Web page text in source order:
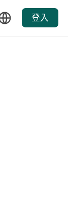
登入